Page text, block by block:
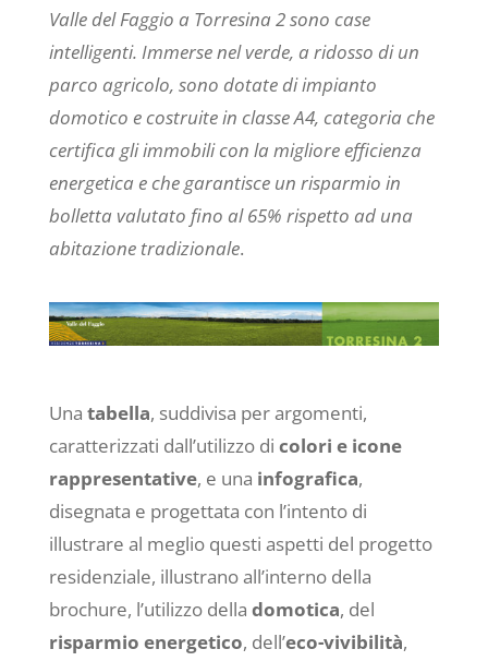
Valle del Faggio a Torresina 2 sono case
intelligenti. Immerse nel verde, a ridosso di un
parco agricolo, sono dotate di impianto
domotico e costruite in classe A4, categoria che
certifica gli immobili con la migliore efficienza
energetica e che garantisce un risparmio in
bolletta valutato fino al 65% rispetto ad una
abitazione tradizionale.
Una tabella, suddivisa per argomenti,
caratterizzati dall’utilizzo di colori e icone
rappresentative, e una infografica,
disegnata e progettata con l’intento di
illustrare al meglio questi aspetti del progetto
residenziale, illustrano all’interno della
brochure, l’utilizzo della domotica, del
risparmio energetico, dell’eco-vivibilità,